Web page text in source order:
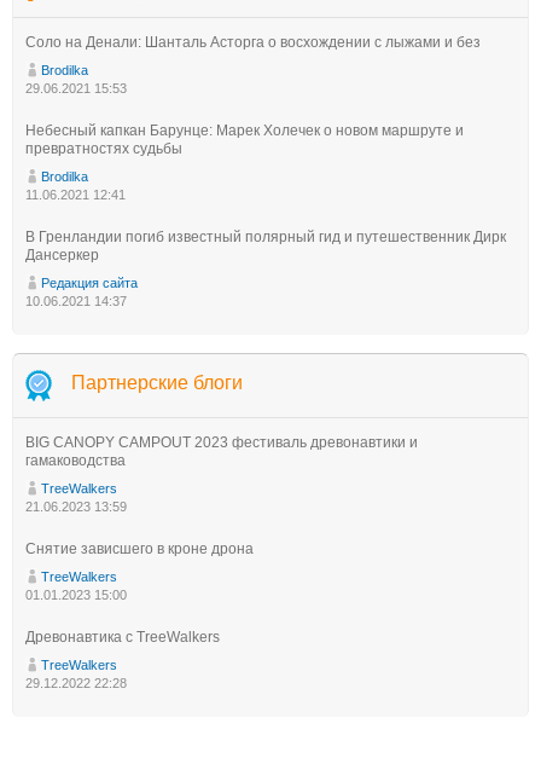
Соло на Денали: Шанталь Асторга о восхождении с лыжами и без
Brodilka
29.06.2021 15:53
Небесный капкан Барунце: Марек Холечек о новом маршруте и
превратностях судьбы
Brodilka
11.06.2021 12:41
В Гренландии погиб известный полярный гид и путешественник Дирк
Дансеркер
Редакция сайта
10.06.2021 14:37
Партнерские блоги
BIG CANOPY CAMPOUT 2023 фестиваль древонавтики и
гамаководства
TreeWalkers
21.06.2023 13:59
Снятие зависшего в кроне дрона
TreeWalkers
01.01.2023 15:00
Древонавтика с TreeWalkers
TreeWalkers
29.12.2022 22:28